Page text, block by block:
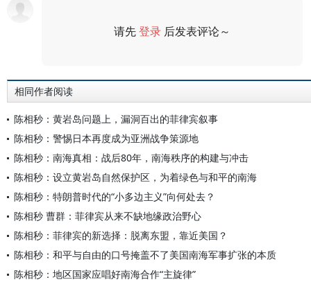
请先登录 后发表评论～
相同作者阅读
陈相秒：黄岩岛问题上，漏洞百出的菲律宾叙事
陈相秒：警惕日本再度成为亚洲战争策源地
陈相秒：南海真相：战后80年，南海秩序的构建与冲击
陈相秒：设立黄岩岛自然保护区，为着绿色与和平的南海
陈相秒：特朗普时代的“小多边主义”向何处去？
陈相秒 曹群：菲律宾从来不缺地缘政治野心
陈相秒：菲律宾的新选择：脱离东盟，靠近美国？
陈相秒：和平与自由的口号掩盖不了美国南海军事扩张的本质
陈相秒：地区国家应唱好南海合作“主旋律”